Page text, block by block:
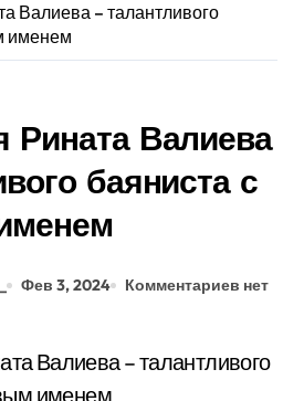
Валиева – талантливого
именем
Рината Валиева
баяниста с
Фев 3, 2024 Комментариев нет